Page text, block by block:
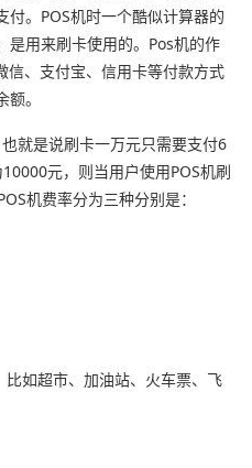
。POS机时一个酷似计算器的
是用来刷卡使用的。Pos机的作
信、支付宝、信用卡等付款方式
。
就是说刷卡一万元只需要支付6
元，则当用户使用POS机刷
机费率分为三种分别是：
如超市、加油站、火车票、飞